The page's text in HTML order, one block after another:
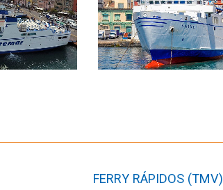
FERRY RÁPIDOS (TMV)